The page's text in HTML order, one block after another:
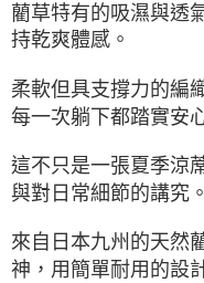
藺草特有的吸濕與透
持乾爽體感。
柔軟但具支撐力的編
每一次躺下都踏實安
這不只是一張夏季涼
與對日常細節的講究。
來自日本九州的天然
神，用簡單耐用的設